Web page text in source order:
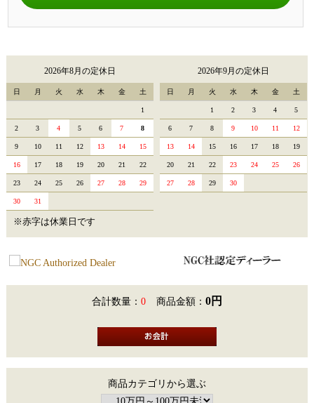
2026年8月の定休日
日 月 火 水 木 金 土
1
2 3 4 5 6 7 8
9 10 11 12 13 14 15
16 17 18 19 20 21 22
23 24 25 26 27 28 29
30 31
2026年9月の定休日
日 月 火 水 木 金 土
1 2 3 4 5
6 7 8 9 10 11 12
13 14 15 16 17 18 19
20 21 22 23 24 25 26
27 28 29 30
※赤字は休業日です
合計数量： 0 商品金額： 0円
商品カテゴリから選ぶ